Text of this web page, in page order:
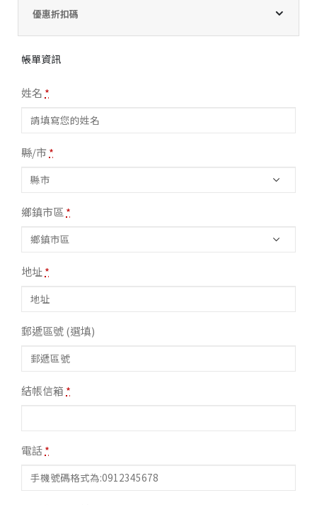
優惠折扣碼
帳單資訊
姓名 *
縣/市*
鄉鎮市區 *
地址*
郵遞區號(選填)
結帳信箱 *
電話*